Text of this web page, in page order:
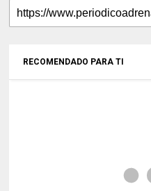
RECOMENDADO PARA TI